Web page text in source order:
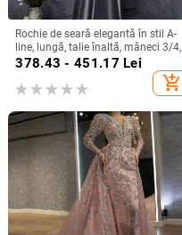
Rochie de seară elegantă în stil A-
line, lungă, talie înaltă, mâneci 3/4,
material poliester
378.43 - 451.17 Lei
add_shopping_cart